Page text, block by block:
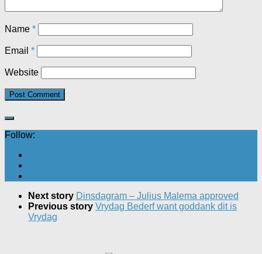
Name *
Email *
Website
Follow:
Next story Dinsdagram – Julius Malema approved
Previous story Vrydag Bederf want goddank dit is
Vrydag